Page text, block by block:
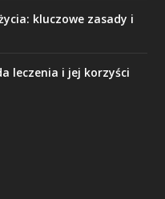
kluczowe zasady i
leczenia i jej korzyści